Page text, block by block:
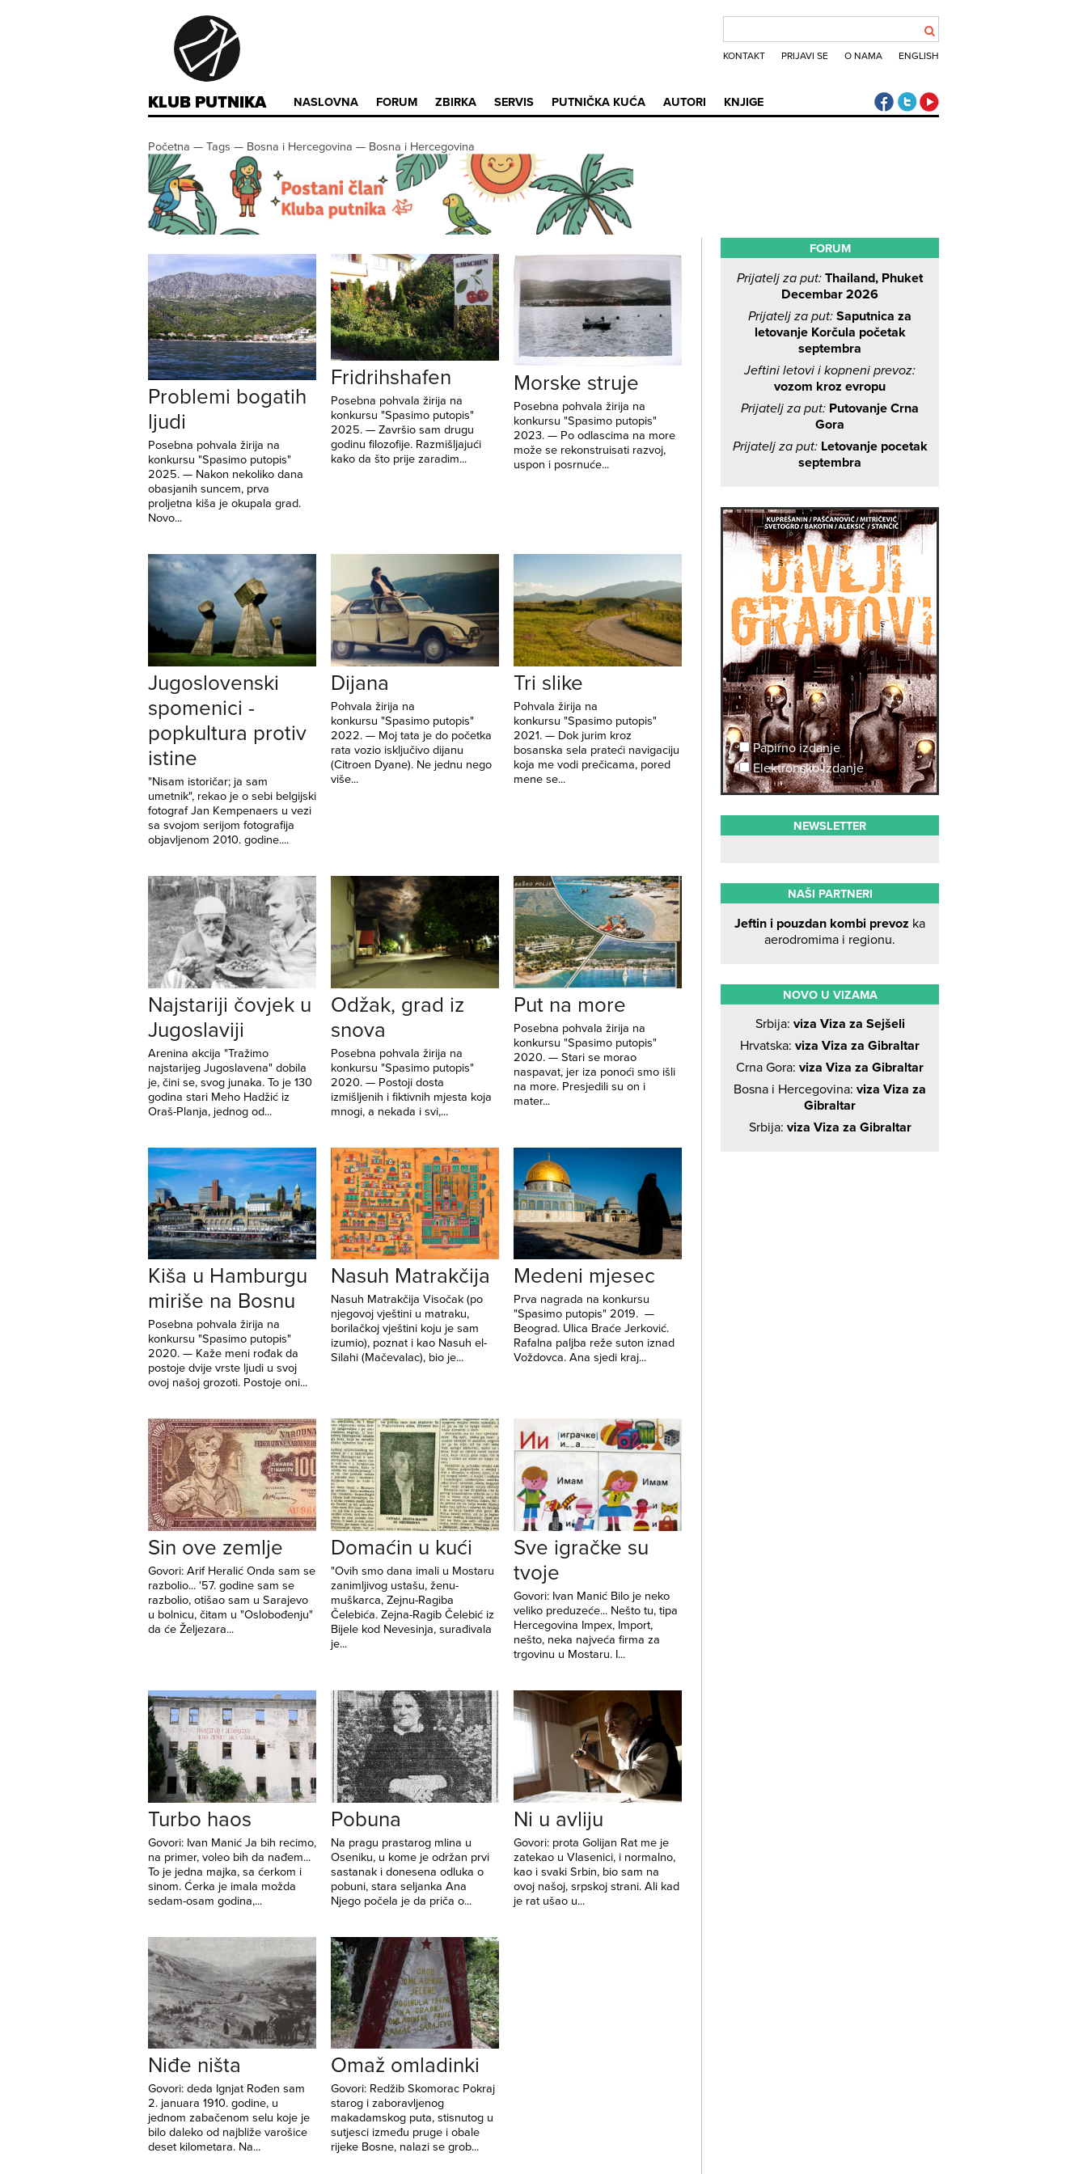
KLUB PUTNIKA
KONTAKT PRIJAVI SE O NAMA ENGLISH
NASLOVNA FORUM ZBIRKA SERVIS PUTNIČKA KUĆA AUTORI KNJIGE Klub putnika Facebook
Klub putnika Twitter
Početna — Tags — Bosna i Hercegovina — Bosna i Hercegovina
Problemi bogatih
ljudi
Posebna pohvala žirija na
konkursu "Spasimo putopis"
2025. — Nakon nekoliko dana
obasjanih suncem, prva
proljetna kiša je okupala grad.
Novo...
Fridrihshafen
Posebna pohvala žirija na
konkursu "Spasimo putopis"
2025. — Završio sam drugu
godinu filozofije. Razmišljajući
kako da što prije zaradim...
Morske struje
Posebna pohvala žirija na
konkursu "Spasimo putopis"
2023. — Po odlascima na more
može se rekonstruisati razvoj,
uspon i posrnuće...
Jugoslovenski
spomenici -
popkultura protiv
istine
"Nisam istoričar; ja sam
umetnik", rekao je o sebi belgijski
fotograf Jan Kempenaers u vezi
sa svojom serijom fotografija
objavljenom 2010. godine....
Dijana
Pohvala žirija na
konkursu "Spasimo putopis"
2022. — Moj tata je do početka
rata vozio isključivo dijanu
(Citroen Dyane). Ne jednu nego
više...
Tri slike
Pohvala žirija na
konkursu "Spasimo putopis"
2021. — Dok jurim kroz
bosanska sela prateći navigaciju
koja me vodi prečicama, pored
mene se...
Najstariji čovjek u
Jugoslaviji
Arenina akcija "Tražimo
najstarijeg Jugoslavena" dobila
je, čini se, svog junaka. To je 130
godina stari Meho Hadžić iz
Oraš-Planja, jednog od...
Odžak, grad iz
snova
Posebna pohvala žirija na
konkursu "Spasimo putopis"
2020. ⁠— Postoji dosta
izmišljenih i fiktivnih mjesta koja
mnogi, a nekada i svi,...
Put na more
Posebna pohvala žirija na
konkursu "Spasimo putopis"
2020. ⁠— Stari se morao
naspavat, jer iza ponoći smo išli
na more. Presjedili su on i
mater...
Kiša u Hamburgu
miriše na Bosnu
Posebna pohvala žirija na
konkursu "Spasimo putopis"
2020. — Kaže meni rođak da
postoje dvije vrste ljudi u svoj
ovoj našoj grozoti. Postoje oni...
Nasuh Matrakčija
Nasuh Matrakčija Visočak (po
njegovoj vještini u matraku,
borilačkoj vještini koju je sam
izumio), poznat i kao Nasuh el-
Silahi (Mačevalac), bio je...
Medeni mjesec
Prva nagrada na konkursu
"Spasimo putopis" 2019. —
Beograd. Ulica Braće Jerković.
Rafalna paljba reže suton iznad
Voždovca. Ana sjedi kraj...
Sin ove zemlje
Govori: Arif Heralić Onda sam se
razbolio... '57. godine sam se
razbolio, otišao sam u Sarajevo
u bolnicu, čitam u "Oslobođenju"
da će Željezara...
Domaćin u kući
"Ovih smo dana imali u Mostaru
zanimljivog ustašu, ženu-
muškarca, Zejnu-Ragiba
Čelebića. Zejna-Ragib Čelebić iz
Bijele kod Nevesinja, surađivala
je...
Sve igračke su
tvoje
Govori: Ivan Manić Bilo je neko
veliko preduzeće... Nešto tu, tipa
Hercegovina Impex, Import,
nešto, neka najveća firma za
trgovinu u Mostaru. I...
Turbo haos
Govori: Ivan Manić Ja bih recimo,
na primer, voleo bih da nađem...
To je jedna majka, sa ćerkom i
sinom. Ćerka je imala možda
sedam-osam godina,...
Pobuna
Na pragu prastarog mlina u
Oseniku, u kome je održan prvi
sastanak i donesena odluka o
pobuni, stara seljanka Ana
Njego počela je da priča o...
Ni u avliju
Govori: prota Golijan Rat me je
zatekao u Vlasenici, i normalno,
kao i svaki Srbin, bio sam na
ovoj našoj, srpskoj strani. Ali kad
je rat ušao u...
Niđe ništa
Govori: deda Ignjat Rođen sam
2. januara 1910. godine, u
jednom zabačenom selu koje je
bilo daleko od najbliže varošice
deset kilometara. Na...
Omaž omladinki
Govori: Redžib Skomorac Pokraj
starog i zaboravljenog
makadamskog puta, stisnutog u
sutjesci između pruge i obale
rijeke Bosne, nalazi se grob...
FORUM
Prijatelj za put: Thailand, Phuket
Decembar 2026
Prijatelj za put: Saputnica za
letovanje Korčula početak
septembra
Jeftini letovi i kopneni prevoz:
vozom kroz evropu
Prijatelj za put: Putovanje Crna
Gora
Prijatelj za put: Letovanje pocetak
septembra
Papirno izdanje
Elektronsko izdanje
NEWSLETTER
NAŠI PARTNERI
Jeftin i pouzdan kombi prevoz ka
aerodromima i regionu.
NOVO U VIZAMA
Srbija: viza Viza za Sejšeli
Hrvatska: viza Viza za Gibraltar
Crna Gora: viza Viza za Gibraltar
Bosna i Hercegovina: viza Viza za
Gibraltar
Srbija: viza Viza za Gibraltar